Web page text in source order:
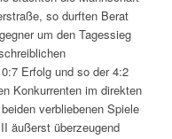
so durften Berat
um den Tagessieg
Erfolg und so der 4:2
Konkurrenten im direkten
verbliebenen Spiele
äußerst überzeugend